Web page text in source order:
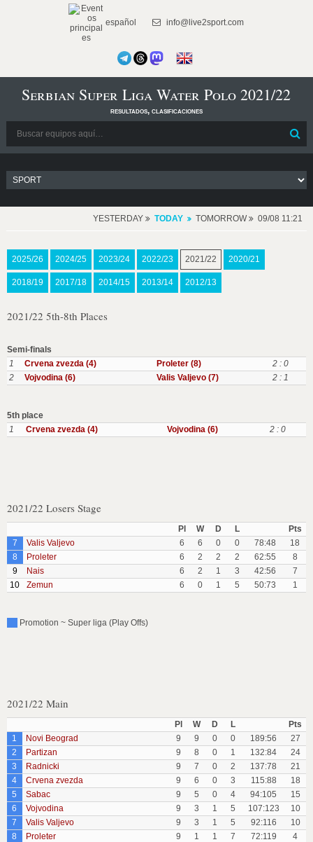
español info@live2sport.com
Serbian Super Liga Water Polo 2021/22
resultados, clasificaciones
YESTERDAY TODAY TOMORROW 09/08 11:21
2025/26 2024/25 2023/24 2022/23 2021/22 2020/21
2018/19 2017/18 2014/15 2013/14 2012/13
2021/22 5th-8th Places
Semi-finals
1
Crvena zvezda (4) Proleter (8)
2 : 0
2
Vojvodina (6) Valis Valjevo (7) 2 : 1
5th place
1
Crvena zvezda (4) Vojvodina (6) 2 : 0
2021/22 Losers Stage
Pl W D L
Pts
7
Valis Valjevo 6 6 0 0 78:48
18
8
Proleter 6 2 2 2 62:55
8
9
Nais 6 2 1 3 42:56
7
10
Zemun 6 0 1 5 50:73 1
Promotion ~ Super liga (Play Offs)
2021/22 Main
Pl W D L
Pts
1
Novi Beograd 9 9 0 0 189:56
27
2
Partizan 9 8 0 1 132:84
24
3
Radnicki 9 7 0 2 137:78
21
4
Crvena zvezda 9 6 0 3 115:88
18
5
Sabac 9 5 0 4 94:105
15
6
Vojvodina 9 3 1 5 107:123
10
7
Valis Valjevo 9 3 1 5 92:116
10
8
Proleter 9 1 1 7 72:119
4